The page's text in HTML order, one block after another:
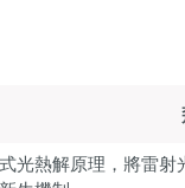
光熱解原理，將雷